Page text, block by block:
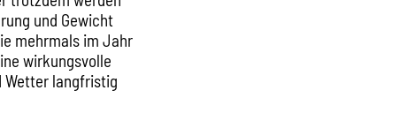
und Gewicht
mehrmals im Jahr
wirkungsvolle
Wetter langfristig